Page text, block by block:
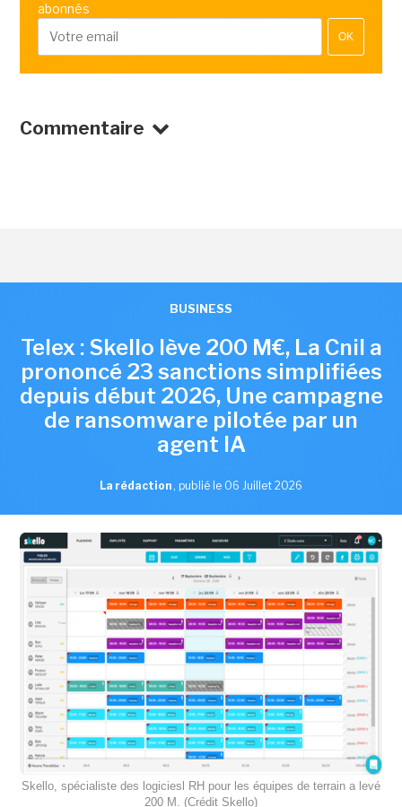
abonnés
OK
Commentaire
BUSINESS
Telex : Skello lève 200 M€, La Cnil a
prononcé 23 sanctions simplifiées
depuis début 2026, Une campagne
de ransomware pilotée par un
agent IA
La rédaction , publié le 06 Juillet 2026
Skello, spécialiste des logiciesl RH pour les équipes de terrain a levé
200 M. (Crédit Skello)